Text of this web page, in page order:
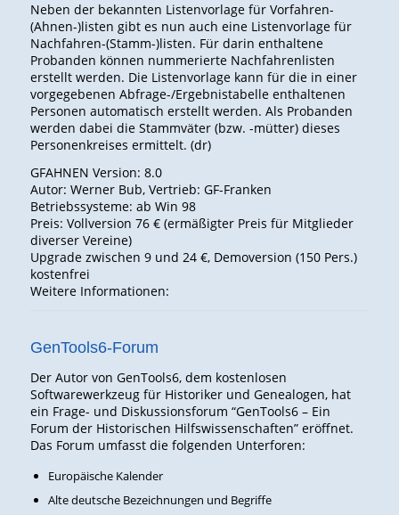
Neben der bekannten Listenvorlage für Vorfahren-
(Ahnen-)listen gibt es nun auch eine Listenvorlage für
Nachfahren-(Stamm-)listen. Für darin enthaltene
Probanden können nummerierte Nachfahrenlisten
erstellt werden. Die Listenvorlage kann für die in einer
vorgegebenen Abfrage-/Ergebnistabelle enthaltenen
Personen automatisch erstellt werden. Als Probanden
werden dabei die Stammväter (bzw. -mütter) dieses
Personenkreises ermittelt. (dr)
GFAHNEN Version: 8.0
Autor: Werner Bub, Vertrieb: GF-Franken
Betriebssysteme: ab Win 98
Preis: Vollversion 76 € (ermäßigter Preis für Mitglieder
diverser Vereine)
Upgrade zwischen 9 und 24 €, Demoversion (150 Pers.)
kostenfrei
Weitere Informationen:
GenTools6-Forum
Der Autor von GenTools6, dem kostenlosen
Softwarewerkzeug für Historiker und Genealogen, hat
ein Frage- und Diskussionsforum “GenTools6 – Ein
Forum der Historischen Hilfswissenschaften” eröffnet.
Das Forum umfasst die folgenden Unterforen:
Europäische Kalender
Alte deutsche Bezeichnungen und Begriffe